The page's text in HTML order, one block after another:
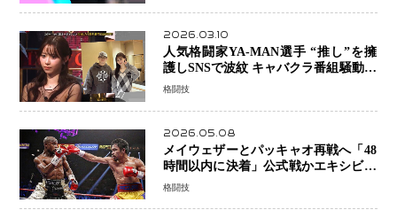
2026.03.10
人気格闘家YA-MAN選手 “推し”を擁
護しSNSで波紋 キャバクラ番組騒動に
参戦…結果的にPR効果も？
格闘技
2026.05.08
メイウェザーとパッキャオ再戦へ「48
時間以内に決着」公式戦かエキシビシ
ョンか混迷続く
格闘技